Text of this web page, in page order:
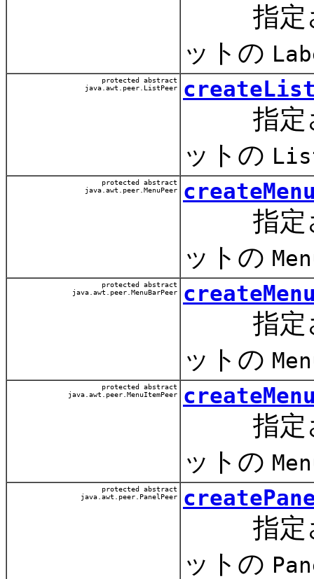
指定さ
ットの
protected abstract
java.awt.peer.ListPeer
指定さ
ットの
protected abstract
java.awt.peer.MenuPeer
指定さ
ットの
protected abstract
java.awt.peer.MenuBarPeer
指定さ
ットの
protected abstract
java.awt.peer.MenuItemPeer
指定さ
ットの
protected abstract
java.awt.peer.PanelPeer
指定さ
ットの